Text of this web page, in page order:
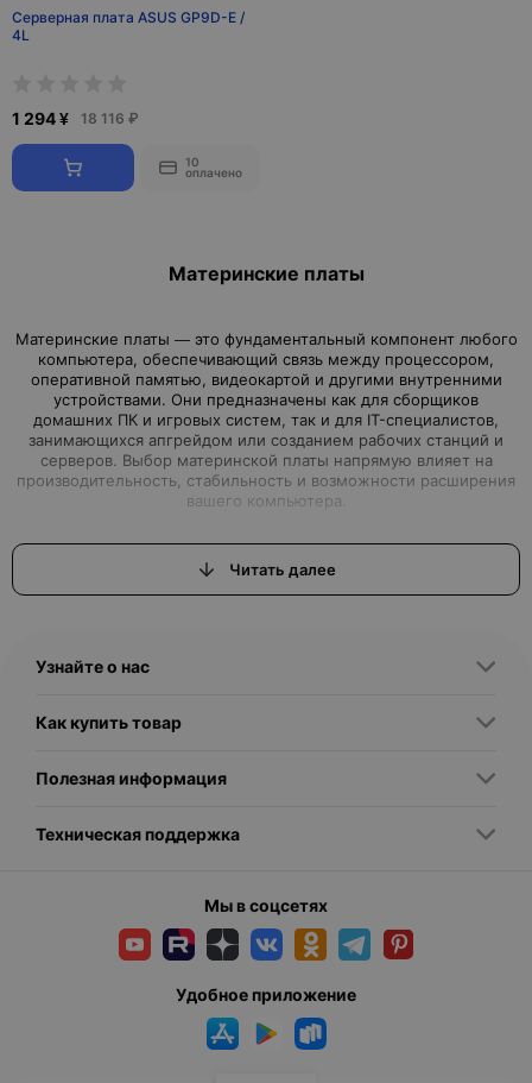
Серверная плата ASUS GP9D-E /
4L
1 294 ¥ 18 116 ₽
10
оплачено
Материнские платы
Материнские платы — это фундаментальный компонент любого
компьютера, обеспечивающий связь между процессором,
оперативной памятью, видеокартой и другими внутренними
устройствами. Они предназначены как для сборщиков
домашних ПК и игровых систем, так и для IT-специалистов,
занимающихся апгрейдом или созданием рабочих станций и
серверов. Выбор материнской платы напрямую влияет на
производительность, стабильность и возможности расширения
технологиям. Основные форм-факторы включают ATX, microATX,
полноразмерных систем с большим числом портов, microATX —
В зависимости от поддерживаемого процессора выделяют
TRX4. Чипсет материнской платы определяет
функциональность: от базовых моделей чипсетов H и B до
более продвинутых Z (Intel) и X, B (AMD), которые
Читать далее
Узнайте о нас
Как купить товар
Полезная информация
Техническая поддержка
Мы в соцсетях
Удобное приложение